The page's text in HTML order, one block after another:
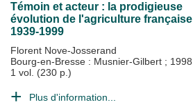
Témoin et acteur : la prodigieuse
évolution de l'agriculture française
1939-1999
Florent Nove-Josserand
Bourg-en-Bresse : Musnier-Gilbert ; 1998
1 vol. (230 p.)
Plus d'information...